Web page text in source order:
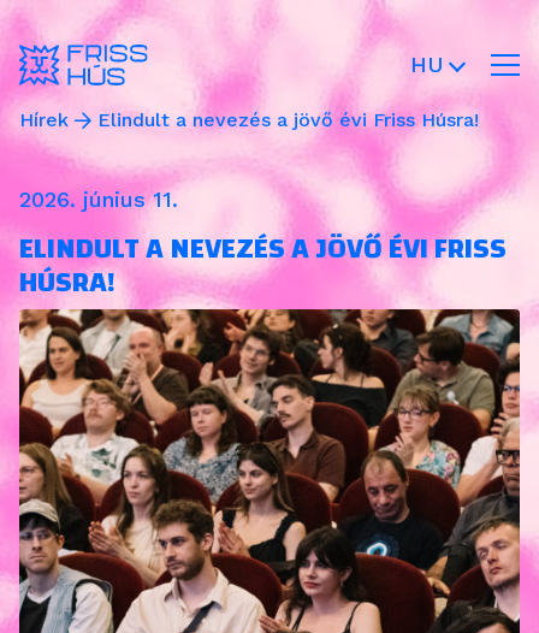
HU
Hírek Elindult a nevezés a jövő évi Friss Húsra!
2026. június 11.
ELINDULT A NEVEZÉS A JÖVŐ ÉVI FRISS
HÚSRA!